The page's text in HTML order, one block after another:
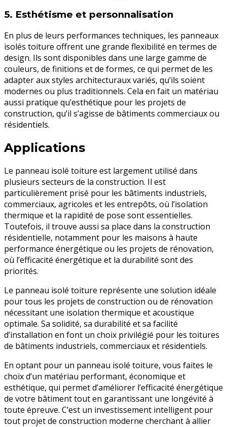
5. Esthétisme et personnalisation
En plus de leurs performances techniques, les panneaux
isolés toiture offrent une grande flexibilité en termes de
design. Ils sont disponibles dans une large gamme de
couleurs, de finitions et de formes, ce qui permet de les
adapter aux styles architecturaux variés, qu’ils soient
modernes ou plus traditionnels. Cela en fait un matériau
aussi pratique qu’esthétique pour les projets de
construction, qu’il s’agisse de bâtiments commerciaux ou
résidentiels.
Applications
Le panneau isolé toiture est largement utilisé dans
plusieurs secteurs de la construction. Il est
particulièrement prisé pour les bâtiments industriels,
commerciaux, agricoles et les entrepôts, où l’isolation
thermique et la rapidité de pose sont essentielles.
Toutefois, il trouve aussi sa place dans la construction
résidentielle, notamment pour les maisons à haute
performance énergétique ou les projets de rénovation,
où l’efficacité énergétique et la durabilité sont des
priorités.
Le panneau isolé toiture représente une solution idéale
pour tous les projets de construction ou de rénovation
nécessitant une isolation thermique et acoustique
optimale. Sa solidité, sa durabilité et sa facilité
d’installation en font un choix privilégié pour les toitures
de bâtiments industriels, commerciaux et résidentiels.
En optant pour un panneau isolé toiture, vous faites le
choix d’un matériau performant, économique et
esthétique, qui permet d’améliorer l’efficacité énergétique
de votre bâtiment tout en garantissant une longévité à
toute épreuve. C’est un investissement intelligent pour
tout projet de construction moderne cherchant à allier